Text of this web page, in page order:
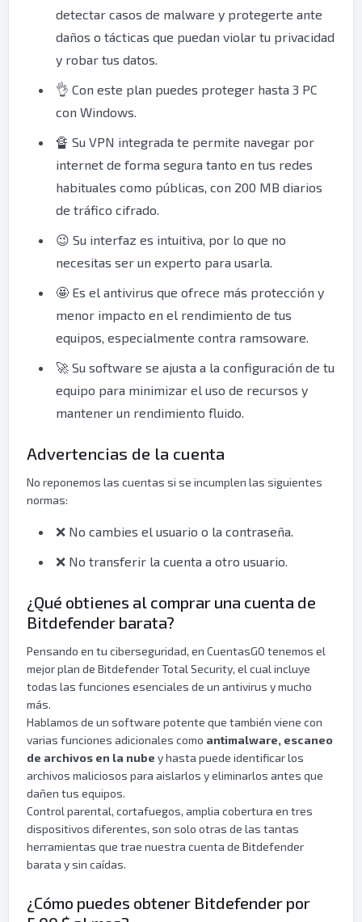
detectar casos de malware y protegerte ante
daños o tácticas que puedan violar tu privacidad
y robar tus datos.
👌 Con este plan puedes proteger hasta 3 PC
con Windows.
🔏 Su VPN integrada te permite navegar por
internet de forma segura tanto en tus redes
habituales como públicas, con 200 MB diarios
de tráfico cifrado.
😉 Su interfaz es intuitiva, por lo que no
necesitas ser un experto para usarla.
🤩 Es el antivirus que ofrece más protección y
menor impacto en el rendimiento de tus
equipos, especialmente contra ramsoware.
🚀 Su software se ajusta a la configuración de tu
equipo para minimizar el uso de recursos y
mantener un rendimiento fluido.
Advertencias de la cuenta
No reponemos las cuentas si se incumplen las siguientes
normas:
❌ No cambies el usuario o la contraseña.
❌ No transferir la cuenta a otro usuario.
¿Qué obtienes al comprar una cuenta de
Bitdefender barata?
Pensando en tu ciberseguridad, en CuentasGO tenemos el
mejor plan de Bitdefender Total Security, el cual incluye
todas las funciones esenciales de un antivirus y mucho
más.
Hablamos de un software potente que también viene con
varias funciones adicionales como antimalware, escaneo
de archivos en la nube y hasta puede identificar los
archivos maliciosos para aislarlos y eliminarlos antes que
dañen tus equipos.
Control parental, cortafuegos, amplia cobertura en tres
dispositivos diferentes, son solo otras de las tantas
herramientas que trae nuestra cuenta de Bitdefender
barata y sin caídas.
¿Cómo puedes obtener Bitdefender por